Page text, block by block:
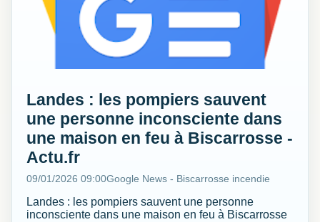
Landes : les pompiers sauvent
une personne inconsciente dans
une maison en feu à Biscarrosse -
Actu.fr
09/01/2026 09:00Google News - Biscarrosse incendie
Landes : les pompiers sauvent une personne
inconsciente dans une maison en feu à Biscarrosse